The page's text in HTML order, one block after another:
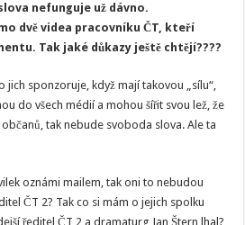
nefunguje už dávno.
dvě videa pracovníku ČT, kteří
Tak jaké důkazy ještě chtějí????
jich sponzoruje, když mají takovou „sílu“,
do všech médií a mohou šířit svou lež, že
tak nebude svoboda slova. Ale ta
oznámi mailem, tak oni to nebudou
ČT 2? Tak co si mám o jejich spolku
ředitel ČT 2 a dramaturg Jan Štern lhal?